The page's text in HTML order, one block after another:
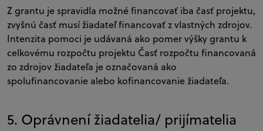
Z grantu je spravidla možné financovať iba časť projektu,
zvyšnú časť musí žiadateľ financovať z vlastných zdrojov.
Intenzita pomoci je udávaná ako pomer výšky grantu k
celkovému rozpočtu projektu Časť rozpočtu financovaná
zo zdrojov žiadateľa je označovaná ako
spolufinancovanie alebo kofinancovanie žiadateľa.
5. Oprávnení žiadatelia/ prijímatelia